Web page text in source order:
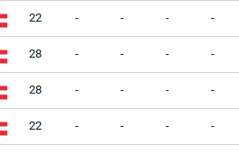
22 - - - -
28 - - - -
28 - - - -
22 - - - -